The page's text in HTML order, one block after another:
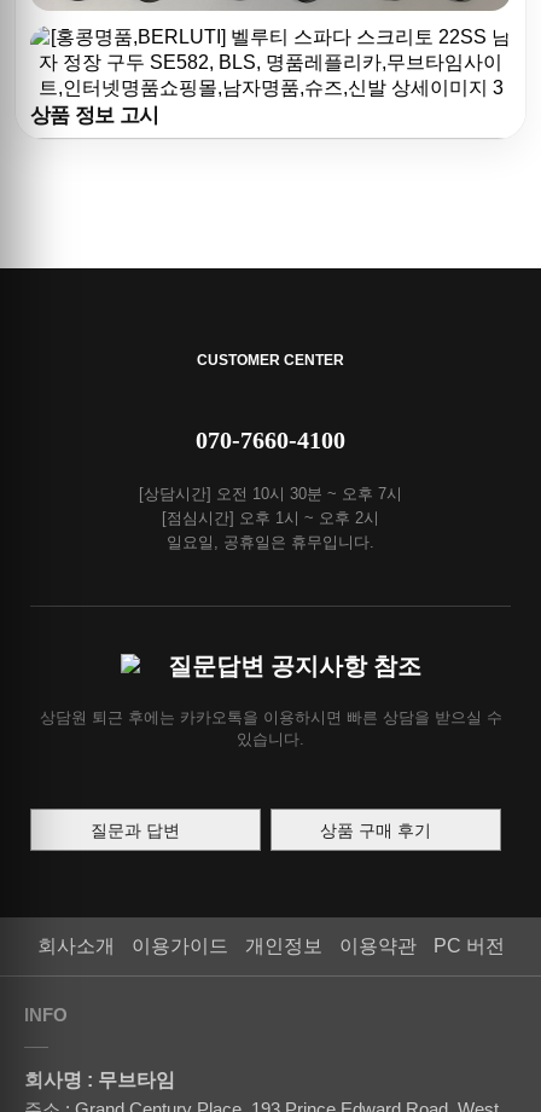
상품 정보 고시
CUSTOMER CENTER
070-7660-4100
[상담시간] 오전 10시 30분 ~ 오후 7시
[점심시간] 오후 1시 ~ 오후 2시
일요일, 공휴일은 휴무입니다.
질문답변 공지사항 참조
상담원 퇴근 후에는 카카오톡을 이용하시면 빠른 상담을 받으실 수
있습니다.
질문과 답변 상품 구매 후기
회사소개 이용가이드 개인정보 이용약관 PC 버전
INFO
회사명 : 무브타임